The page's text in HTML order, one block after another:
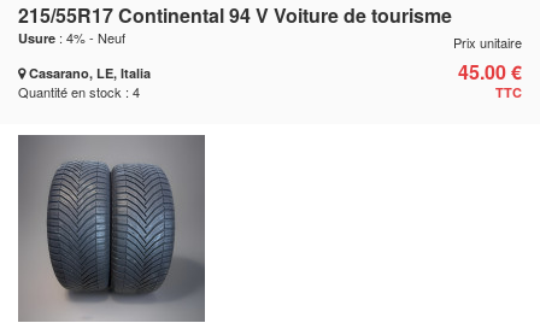
215/55R17 Continental 94 V Voiture de tourisme
Usure : 4% - Neuf
Casarano, LE, Italia
Quantité en stock : 4
Prix unitaire
45.00 €
TTC